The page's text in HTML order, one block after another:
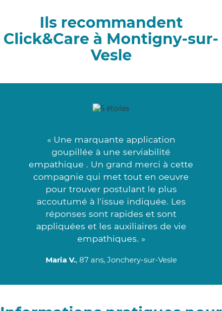
Ils recommandent
Click&Care à Montigny-sur-
Vesle
« Une marquante application
goupillée à une serviabilité
empathique . Un grand merci à cette
compagnie qui met tout en oeuvre
pour trouver postulant le plus
accoutumé à l'issue indiquée. Les
réponses sont rapides et sont
appliquées et les auxiliaires de vie
empathiques. »
Maria V., 87 ans, Jonchery-sur-Vesle